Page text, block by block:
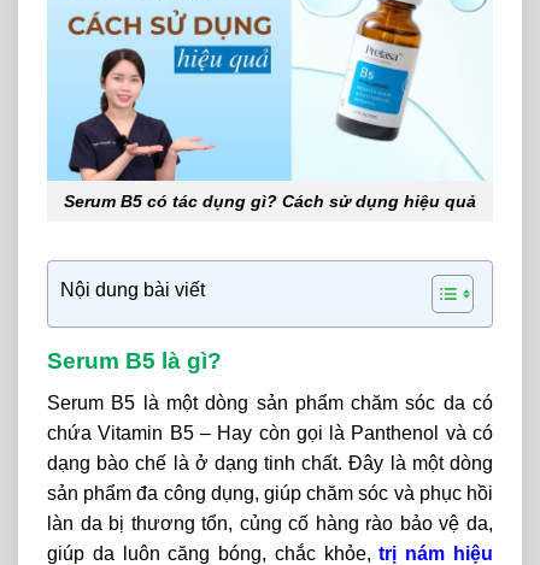
Serum B5 có tác dụng gì? Cách sử dụng hiệu quả
Nội dung bài viết
Serum B5 là gì?
Serum B5 là một dòng sản phẩm chăm sóc da có
chứa Vitamin B5 – Hay còn gọi là Panthenol và có
dạng bào chế là ở dạng tinh chất. Đây là một dòng
sản phẩm đa công dụng, giúp chăm sóc và phục hồi
làn da bị thương tổn, củng cố hàng rào bảo vệ da,
giúp da luôn căng bóng, chắc khỏe,trị nám hiệu